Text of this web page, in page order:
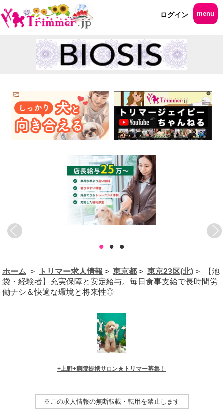
ログイン menu
• • •
ホーム > トリマー求人情報 > 東京都 > 東京23区(北) > 【池
袋・経験者】充実保障と安定給与。毎日食事支給で長時間労
働ナシ＆快適な環境と将来性◎
+上野+病院提携サロン★トリマー募集！
※この求人情報の無断転載・転用を禁止します